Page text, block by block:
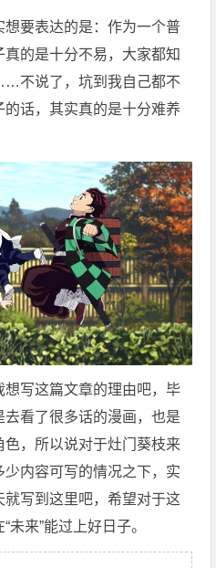
想要表达的是：作为一个普
的是十分不易，大家都知
不说了，坑到我自己都不
话，其实真的是十分难养
想写这篇文章的理由吧，毕
看了很多话的漫画，也是
，所以说对于灶门葵枝来
内容可写的情况之下，实
写到这里吧，希望对于这
未来”能过上好日子。